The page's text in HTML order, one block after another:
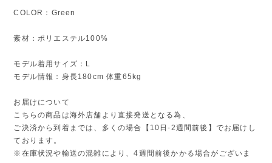
COLOR：Green
素材：ポリエステル100%
モデル着用サイズ：L
モデル情報：身長180cm 体重65kg
お届けについて
こちらの商品は海外店舗より直接発送となる為、
ご決済から到着までは、多くの場合【10日-2週間前後】でお届けし
ております。
※在庫状況や輸送の混雑により、4週間前後かかる場合がございま